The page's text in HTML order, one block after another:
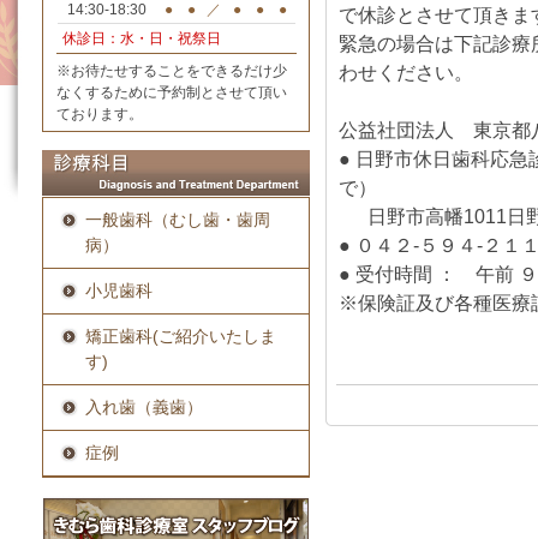
14:30-18:30
● ● ／ ● ●
●
休診日：水・日・祝祭日
※お待たせすることをできるだけ少
なくするために予約制とさせて頂い
ております。
一般歯科（むし歯・歯周
病）
小児歯科
矯正歯科(ご紹介いたしま
す)
入れ歯（義歯）
症例
で休診とさせて頂きま
緊急の場合は下記診
わせください。
公益社団法人 東京都
● 日野市休日歯科応急
で）
日野市高幡1011日
● ０４２-５９４-２１
● 受付時間 ： 午前
※保険証及び各種医療